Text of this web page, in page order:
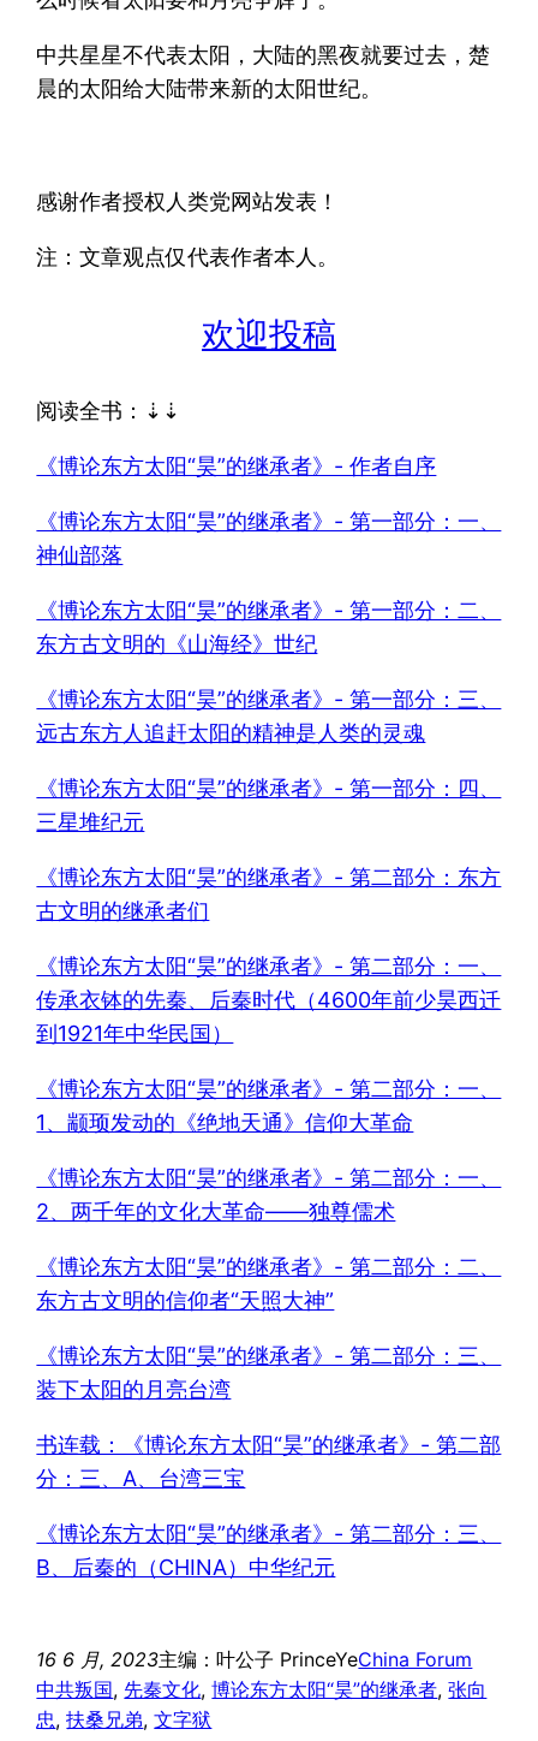
中共星星不代表太阳，大陆的黑夜就要过去，楚
晨的太阳给大陆带来新的太阳世纪。
感谢作者授权人类党网站发表！
注：文章观点仅代表作者本人。
欢迎投稿
阅读全书：⇣⇣
《博论东方太阳“昊”的继承者》- 作者自序
《博论东方太阳“昊”的继承者》- 第一部分：一、
神仙部落
《博论东方太阳“昊”的继承者》- 第一部分：二、
东方古文明的《山海经》世纪
《博论东方太阳“昊”的继承者》- 第一部分：三、
远古东方人追赶太阳的精神是人类的灵魂
《博论东方太阳“昊”的继承者》- 第一部分：四、
三星堆纪元
《博论东方太阳“昊”的继承者》- 第二部分：东方
古文明的继承者们
《博论东方太阳“昊”的继承者》- 第二部分：一、
传承衣钵的先秦、后秦时代（4600年前少昊西迁
到1921年中华民国）
《博论东方太阳“昊”的继承者》- 第二部分：一、
1、颛顼发动的《绝地天通》信仰大革命
《博论东方太阳“昊”的继承者》- 第二部分：一、
2、两千年的文化大革命——独尊儒术
《博论东方太阳“昊”的继承者》- 第二部分：二、
东方古文明的信仰者“天照大神”
《博论东方太阳“昊”的继承者》- 第二部分：三、
装下太阳的月亮台湾
书连载：《博论东方太阳“昊”的继承者》- 第二部
分：三、A、台湾三宝
《博论东方太阳“昊”的继承者》- 第二部分：三、
B、后秦的（CHINA）中华纪元
16 6 月, 2023主编：叶公子 PrinceYeChina Forum
中共叛国, 先秦文化, 博论东方太阳“昊”的继承者, 张向
忠, 扶桑兄弟, 文字狱